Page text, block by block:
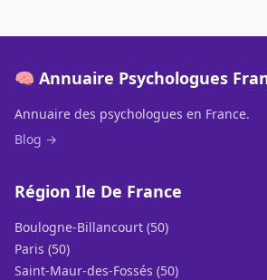
🧠 Annuaire Psychologues
Annuaire des psychologues en France.
Blog →
Région Ile De France
Boulogne-Billancourt (50)
Paris (50)
Saint-Maur-des-Fossés (50)